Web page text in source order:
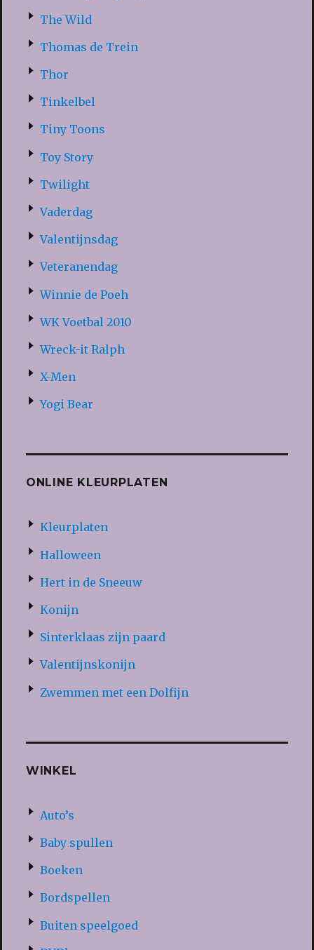
The Wild
Thomas de Trein
Thor
Tinkelbel
Tiny Toons
Toy Story
Twilight
Vaderdag
Valentijnsdag
Veteranendag
Winnie de Poeh
WK Voetbal 2010
Wreck-it Ralph
X-Men
Yogi Bear
ONLINE KLEURPLATEN
Kleurplaten
Halloween
Hert in de Sneeuw
Konijn
Sinterklaas zijn paard
Valentijnskonijn
Zwemmen met een Dolfijn
WINKEL
Auto’s
Baby spullen
Boeken
Bordspellen
Buiten speelgoed